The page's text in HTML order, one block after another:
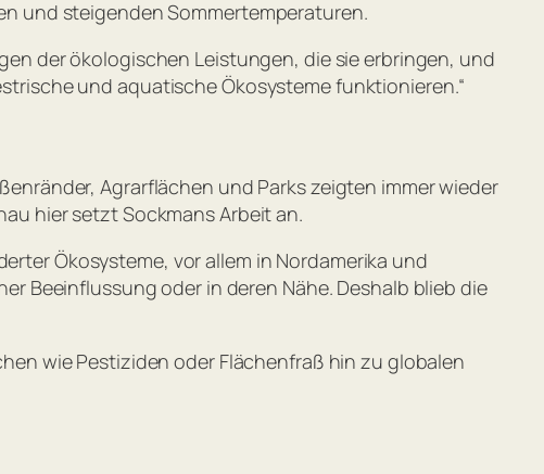
und steigenden Sommertemperaturen.
der ökologischen Leistungen, die sie erbringen, und
und aquatische Ökosysteme funktionieren.“
Agrarflächen und Parks zeigten immer wieder
hier setzt Sockmans Arbeit an.
Ökosysteme, vor allem in Nordamerika und
Beeinflussung oder in deren Nähe. Deshalb blieb die
wie Pestiziden oder Flächenfraß hin zu globalen